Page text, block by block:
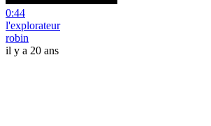
0:44
l'explorateur
robin
il y a 20 ans